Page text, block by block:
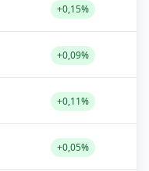
+0,15%
+0,09%
+0,11%
+0,05%